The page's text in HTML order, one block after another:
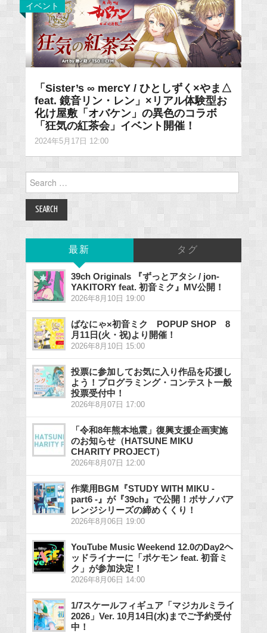
イベント
「Sister’s ∞ mercY / ひとしずく×やま△
feat. 鏡音リン・レン」×リアル体験型お
化け屋敷「オバケン」の異色のコラボ
「狂気の紅茶会」イベント開催！
2024年5月17日 12:00
Search
for:
最新 タグ
39ch Originals 『ずっとアタシ / jon-
YAKITORY feat. 初音ミク』MV公開！
2026年8月10日 19:00
ばなにゃ×初音ミク POPUP SHOP 8
月11日(火・祝)より開催！
2026年8月10日 15:00
投票に参加してお気に入り作品を応援し
よう！プログラミング・コンテスト一般
投票受付中！
2026年8月07日 17:00
「令和8年熊本地震」復興支援企画実施
のお知らせ（HATSUNE MIKU
CHARITY PROJECT）
2026年8月07日 12:00
作業用BGM『STUDY WITH MIKU -
part6 -』が『39ch』で公開！ボサノバア
レンジシリーズの締めくくり！
2026年8月06日 19:00
YouTube Music Weekend 12.0のDay2ヘ
ッドライナーに「ポケモン feat. 初音ミ
ク」が参加決定！
2026年8月06日 14:00
1/7スケールフィギュア「マジカルミライ
2026」Ver. 10月14日(水)までご予約受付
中！